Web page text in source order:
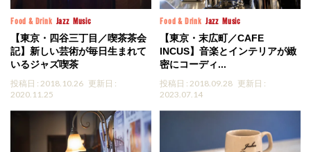
Food & Drink Jazz Music
【東京・四谷三丁目／喫茶茶会
記】新しい芸術が毎日生まれて
いるジャズ喫茶
投稿日 : 2018.10.26 更新日 :
2020.11.25
Food & Drink Jazz Music
【東京・末広町／CAFE
INCUS】音楽とインテリアが緻
密にコーディ...
投稿日 : 2018.09.28 更新日 :
2023.07.14